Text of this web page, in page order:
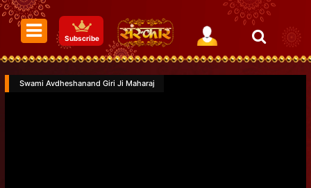
Subscribe
Swami Avdheshanand Giri Ji Maharaj